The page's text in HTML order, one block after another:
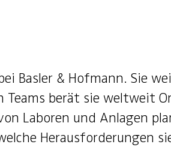
Basler & Hofmann. Sie
berät sie weltweit
Laboren und Anlagen
Herausforderungen